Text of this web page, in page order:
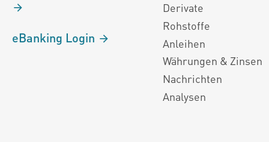
eBanking Login
Derivate
Rohstoffe
Anleihen
Währungen & Zinsen
Nachrichten
Analysen